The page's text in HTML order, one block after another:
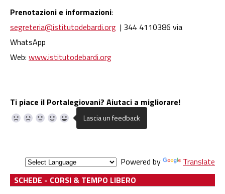
Prenotazioni e informazioni:
segreteria@istitutodebardi.org | 344 4110386 via
WhatsApp
Web: www.istitutodebardi.org
Ti piace il Portalegiovani? Aiutaci a migliorare!
Powered by
Translate
SCHEDE - CORSI & TEMPO LIBERO